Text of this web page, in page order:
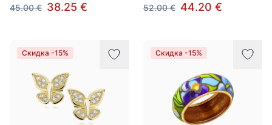
45.00 € 38.25 €
52.00 € 44.20 €
Скидка -15% Скидка -15%